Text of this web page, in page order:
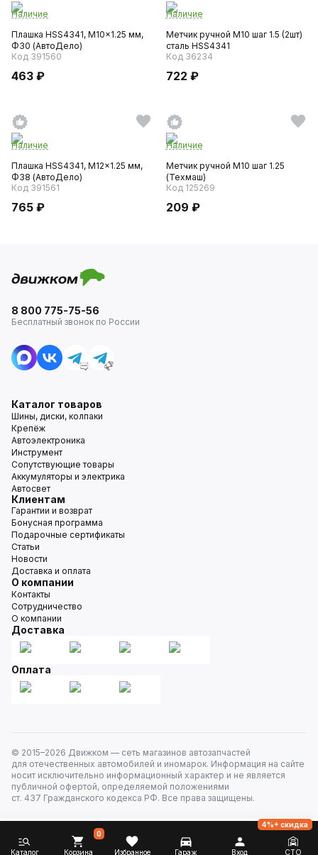
Наличие
Плашка HSS4341, M10x1.25 мм,
Ф30 (АвтоДело)
Код 391560
463 ₽
Наличие
Метчик ручной M10 шаг 1.5 (2шт)
сталь HSS4341
Код 36234
722 ₽
Наличие
Плашка HSS4341, M12x1.25 мм,
Ф38 (АвтоДело)
Код 391561
765 ₽
Наличие
Метчик ручной M10 шаг 1.25
(Техмаш)
Код 125269
209 ₽
8 800 775-75-56
Бесплатный звонок по России
Каталог товаров
Шины, диски, колпаки
Крепёж
Автоэлектроника
Инструмент
Сопутствующие товары
Аккумуляторы и электрика
Автосвет
Клиентам
Гарантии и возврат
Бонусная программа
Подарочные сертификаты
Статьи
Новости
Доставка и оплата
О компании
Контакты
Сотрудничество
О компании
Доставка
Оплата
© 2015–2026 Движком — сеть магазинов автозапчастей
для отечественных автомобилей и иномарок. Информация на сайте
носит исключительно информационный характер и не является
публичной офертой, определяемой положениями
ст. 437 Гражданского кодекса РФ. Все права защищены.
Каталог Корзина
0
Избранное Гараж Вход СТО
4%+ скидка